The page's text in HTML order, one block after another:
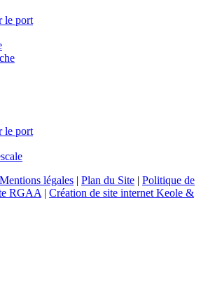
le port
le port
Mentions légales | Plan du Site | Politique de
RGAA | Création de site internet Keole &